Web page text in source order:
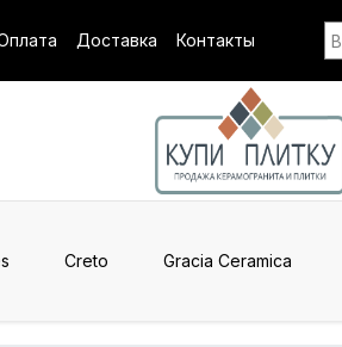
Доставка Контакты
Creto Gracia Ceramica